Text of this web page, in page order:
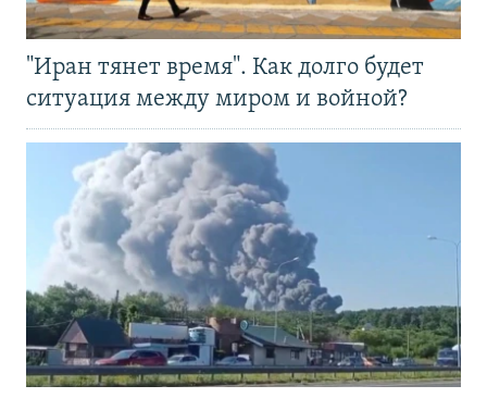
"Иран тянет время". Как долго будет
ситуация между миром и войной?